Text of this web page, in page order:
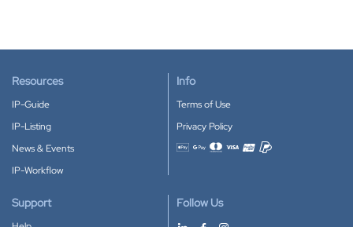
Resources
IP-Guide
IP-Listing
News & Events
IP-Workflow
Info
Terms of Use
Privacy Policy
Accepted payment methods
Support Follow Us